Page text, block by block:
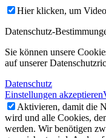
Hier klicken, um
Datenschutz-
Sie können unsere
auf unserer
Datenschutz
Einstellungen akzeptieren
Aktivieren, damit die
wird und alle Cookies,
werden. Wir benötigen